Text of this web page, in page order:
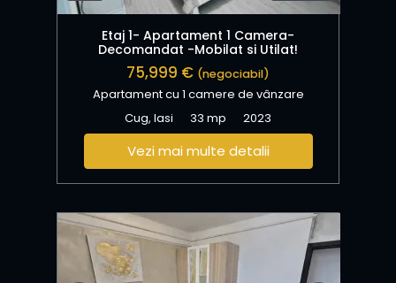
Etaj 1- Apartament 1 Camera-
Decomandat -Mobilat si Utilat!
75,999 € (negociabil)
Apartament cu 1 camere de vânzare
Cug, Iasi
33 mp 2023
Vezi mai multe detalii